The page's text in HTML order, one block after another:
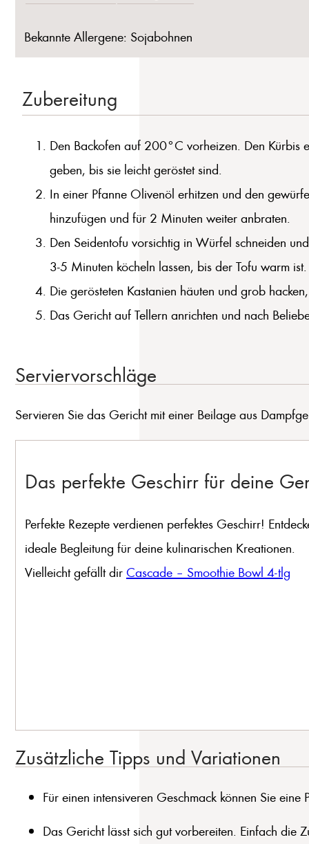
Bekannte Allergene: Sojabohnen
Zubereitung
Den Backofen auf 200°C vorheizen. Den Kürbis
geben, bis sie leicht geröstet sind.
In einer Pfanne Olivenöl erhitzen und den
hinzufügen und für 2 Minuten weiter anbraten.
Den Seidentofu vorsichtig in Würfel schneiden
3-5 Minuten köcheln lassen, bis der Tofu warm ist.
Die gerösteten Kastanien häuten und grob
Das Gericht auf Tellern anrichten und nach
Serviervorschläge
Servieren Sie das Gericht mit einer Beilage aus
Das perfekte Geschirr für deine
Perfekte Rezepte verdienen perfektes Geschirr!
ideale Begleitung für deine kulinarischen Kreationen.
Vielleicht gefällt dir Cascade – Smoothie Bowl 4-tlg
Zusätzliche Tipps und Variationen
Für einen intensiveren Geschmack können Sie eine
Das Gericht lässt sich gut vorbereiten. Einfach die